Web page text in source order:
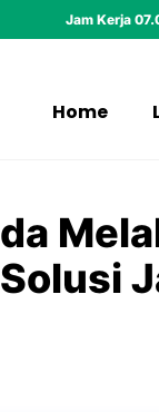
Jam Kerja
Home